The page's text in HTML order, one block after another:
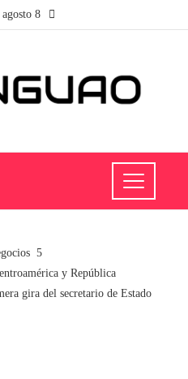
agosto 8
y República
gira del secretario de Estado